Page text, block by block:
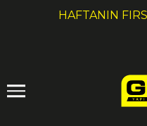
1000₺ ÜZERI